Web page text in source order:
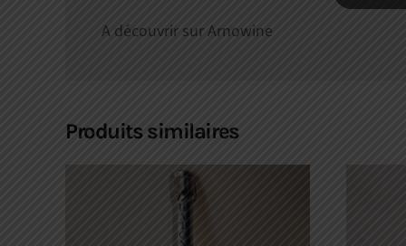
A découvrir sur Arnowine
Produits similaires